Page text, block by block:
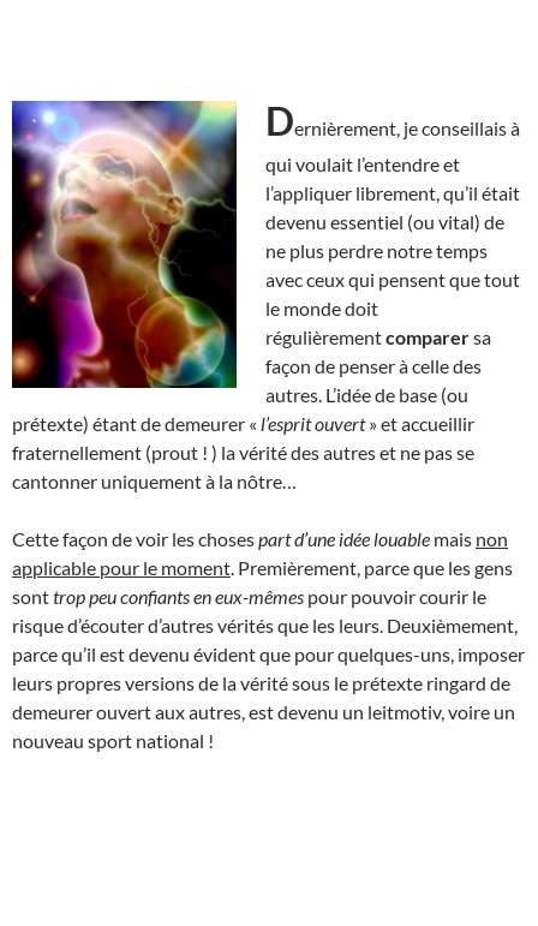
Dernièrement, je conseillais à
qui voulait l’entendre et
l’appliquer librement, qu’il était
devenu essentiel (ou vital) de
ne plus perdre notre temps
avec ceux qui pensent que tout
le monde doit
régulièrementcomparersa
façon de penser à celle des
autres. L’idée de base (ou
prétexte) étant de demeurer « l’esprit ouvert» et accueillir
fraternellement (prout ! ) la vérité des autres et ne pas se
cantonner uniquement à la nôtre…
Cette façon de voir les chosespart d’une idée louable mais non
applicable pour le moment . Premièrement, parce que les gens
sonttrop peu confiants en eux-mêmes pour pouvoir courir le
risque d’écouter d’autres vérités que les leurs. Deuxièmement,
parce qu’il est devenu évident que pour quelques-uns, imposer
leurs propres versions de la vérité sous le prétexte ringard de
demeurer ouvert aux autres, est devenu un leitmotiv, voire un
nouveau sport national !